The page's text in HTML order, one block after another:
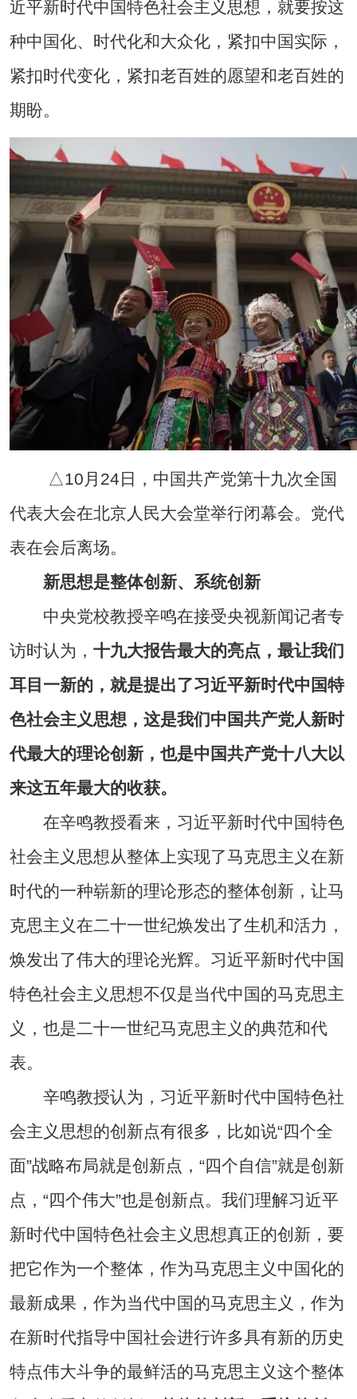
近平新时代中国特色社会主义思想，就要按这
种中国化、时代化和大众化，紧扣中国实际，
紧扣时代变化，紧扣老百姓的愿望和老百姓的
期盼。
△10月24日，中国共产党第十九次全国
代表大会在北京人民大会堂举行闭幕会。党代
表在会后离场。
新思想是整体创新、系统创新
中央党校教授辛鸣在接受央视新闻记者专
访时认为， 十九大报告最大的亮点，最让我们
耳目一新的，就是提出了习近平新时代中国特
色社会主义思想，这是我们中国共产党人新时
代最大的理论创新，也是中国共产党十八大以
来这五年最大的收获。
在辛鸣教授看来，习近平新时代中国特色
社会主义思想从整体上实现了马克思主义在新
时代的一种崭新的理论形态的整体创新，让马
克思主义在二十一世纪焕发出了生机和活力，
焕发出了伟大的理论光辉。习近平新时代中国
特色社会主义思想不仅是当代中国的马克思主
义，也是二十一世纪马克思主义的典范和代
表。
辛鸣教授认为，习近平新时代中国特色社
会主义思想的创新点有很多，比如说“四个全
面”战略布局就是创新点，“四个自信”就是创新
点，“四个伟大”也是创新点。我们理解习近平
新时代中国特色社会主义思想真正的创新，要
把它作为一个整体，作为马克思主义中国化的
最新成果，作为当代中国的马克思主义，作为
在新时代指导中国社会进行许多具有新的历史
特点伟大斗争的最鲜活的马克思主义这个整体